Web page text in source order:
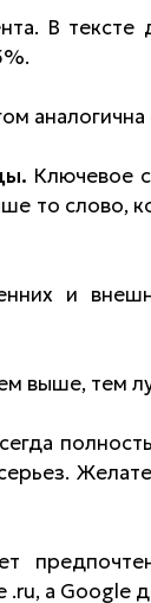
В тексте
Ключевое
то слово,
и
выше, тем
а Google